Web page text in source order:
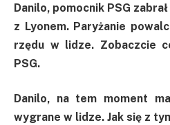
Danilo, pomocnik PSG
z Lyonem. Paryżanie
rzędu w lidze. Zobaczcie
PSG.
Danilo, na tem moment
wygrane w lidze. Jak się z